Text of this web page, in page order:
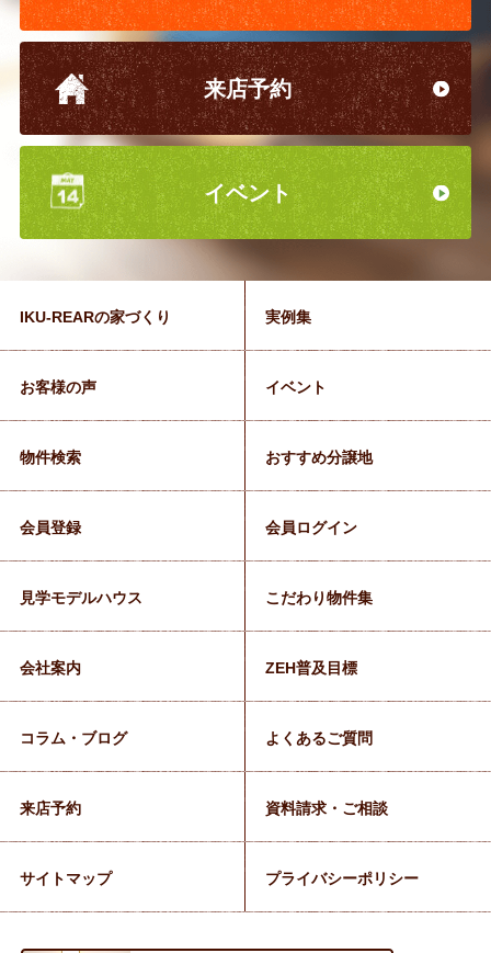
来店予約
イベント
IKU-REARの家づくり 実例集
お客様の声 イベント
物件検索 おすすめ分譲地
会員登録 会員ログイン
見学モデルハウス こだわり物件集
会社案内 ZEH普及目標
コラム・ブログ よくあるご質問
来店予約 資料請求・ご相談
サイトマップ プライバシーポリシー